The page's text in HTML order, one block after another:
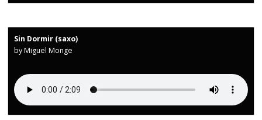
Sin Dormir (saxo)
by Miguel Monge